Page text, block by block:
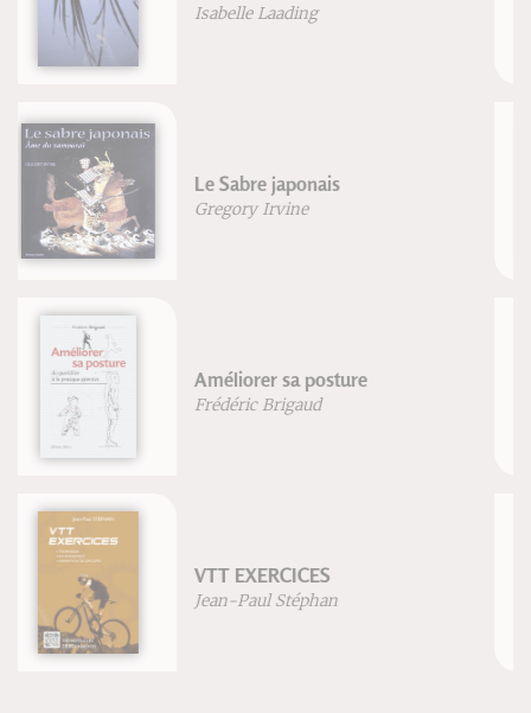
Blandine Calais-Germain
Grand atlas d'anatomie humaine
Vigué-Martin
moxibustion
Dr. G. Guillaume
édition
Blandine Calais-Germain